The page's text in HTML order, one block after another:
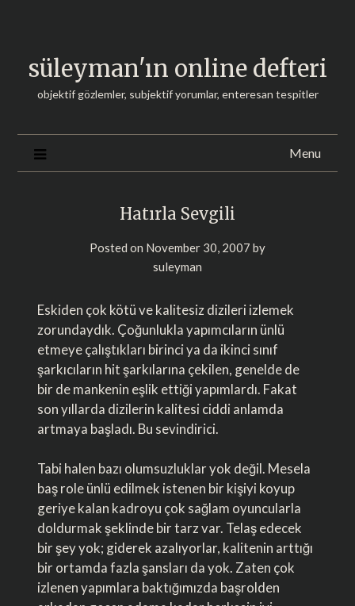
süleyman'ın online defteri
objektif gözlemler, subjektif yorumlar, enteresan tespitler
Menu
Hatırla Sevgili
Posted on November 30, 2007 by
suleyman
Eskiden çok kötü ve kalitesiz dizileri izlemek
zorundaydık. Çoğunlukla yapımcıların ünlü
etmeye çalıştıkları birinci ya da ikinci sınıf
şarkıcıların hit şarkılarına çekilen, genelde de
bir de mankenin eşlik ettiği yapımlardı. Fakat
son yıllarda dizilerin kalitesi ciddi anlamda
artmaya başladı. Bu sevindirici.
Tabi halen bazı olumsuzluklar yok değil. Mesela
baş role ünlü edilmek istenen bir kişiyi koyup
geriye kalan kadroyu çok sağlam oyuncularla
doldurmak şeklinde bir tarz var. Telaş edecek
bir şey yok; giderek azalıyorlar, kalitenin arttığı
bir ortamda fazla şansları da yok. Zaten çok
izlenen yapımlara baktığımızda başrolden